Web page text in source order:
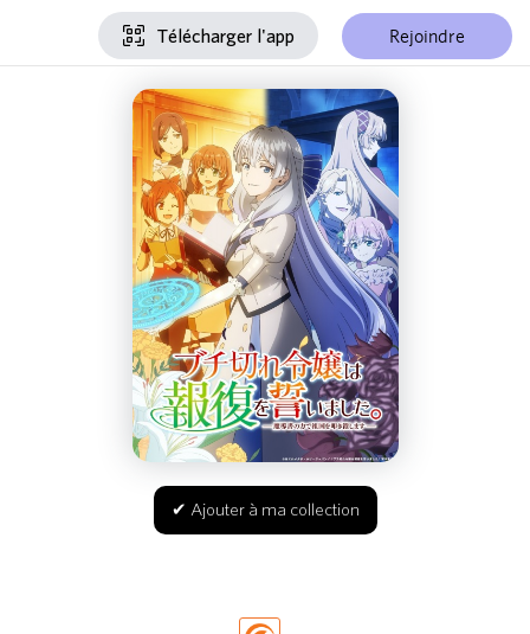
Télécharger l'app Rejoindre
✔ Ajouter à ma collection